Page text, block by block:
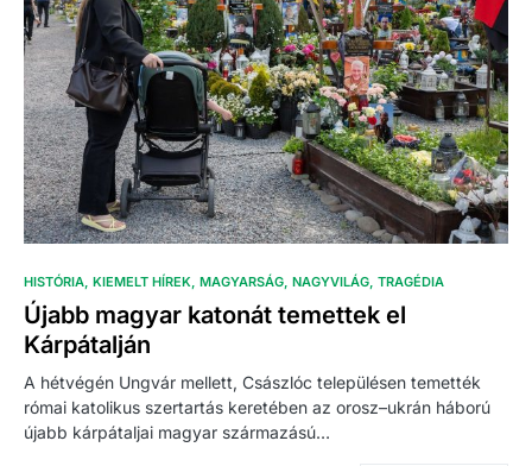
HISTÓRIA KIEMELT HÍREK MAGYARSÁG NAGYVILÁG TRAGÉDIA
Újabb magyar katonát temettek el
Kárpátalján
A hétvégén Ungvár mellett, Császlóc településen temették
római katolikus szertartás keretében az orosz–ukrán háború
újabb kárpátaljai magyar származású…